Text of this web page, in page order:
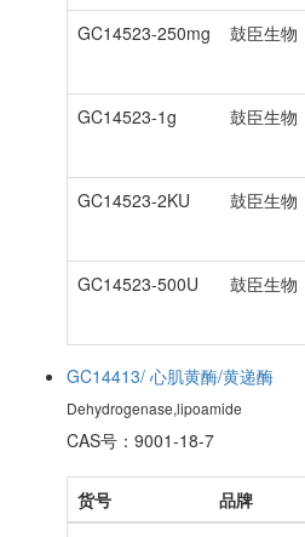
GC14523-250mg 鼓臣生物
GC14523-1g 鼓臣生物
GC14523-2KU 鼓臣生物
GC14523-500U 鼓臣生物
GC14413/ 心肌黄酶/黄递酶
Dehydrogenase,lipoamide
CAS号：9001-18-7
货号 品牌